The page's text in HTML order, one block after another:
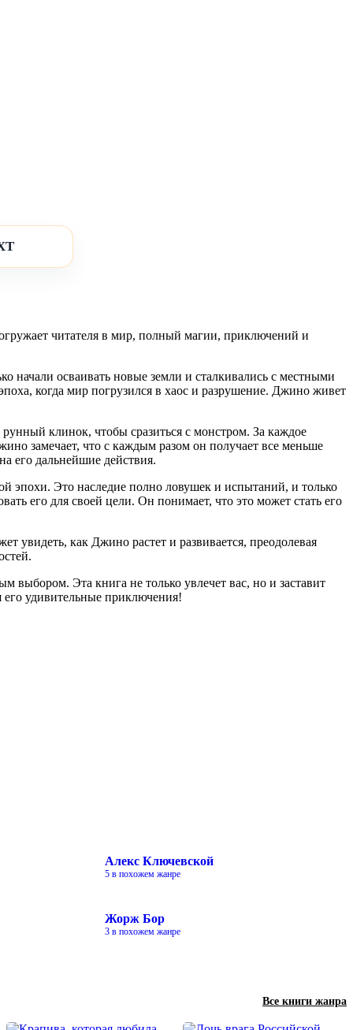
читателя в мир, полный магии, приключений и
начали осваивать новые земли и сталкивались с местными
когда мир погрузился в хаос и разрушение. Джино живет
клинок, чтобы сразиться с монстром. За каждое
замечает, что с каждым разом он получает все меньше
его дальнейшие действия.
эпохи. Это наследие полно ловушек и испытаний, и только
его для своей цели. Он понимает, что это может стать его
как Джино растет и развивается, преодолевая
выбором. Эта книга не только увлечет вас, но и заставит
его удивительные приключения!
Алекс Ключевской
5 в похожем жанре
Жорж Бор
3 в похожем жанре
Все книги жанра